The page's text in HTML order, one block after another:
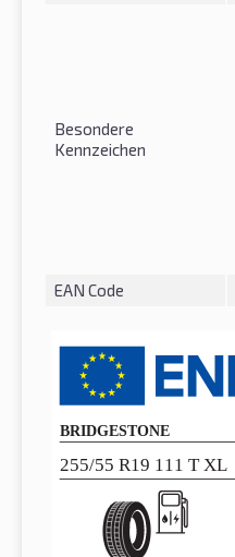
Besondere
Kennzeichen
EAN Code